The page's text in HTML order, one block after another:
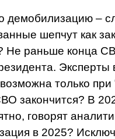
демобилизацию –
шепчут как
Не раньше конца
только
закончится? В
говорят
в 2025?